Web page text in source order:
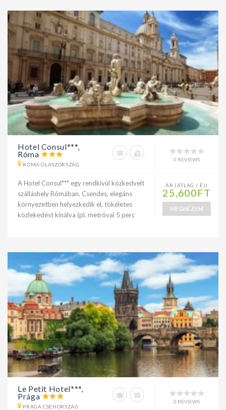
Hotel Consul***,
Róma
RÓMA OLASZORSZÁG
0 REVIEWS
A Hotel Consul*** egy rendkívül közkedvelt
szálláshely Rómában. Csendes, elegáns
környezetben helyezkedik el, tökéletes
közlekedést kínálva (pl. metróval 5 perc
ÁR (ÁTLAG / ÉJ)
25,600FT
MEGNÉZEM
Le Petit Hotel***,
Prága
PRÁGA CSEHORSZÁG
0 REVIEWS